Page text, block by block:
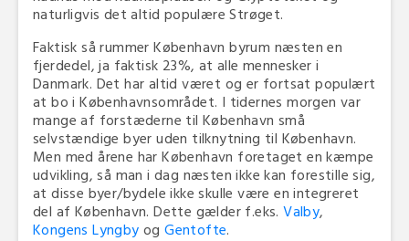
naturligvis det altid populære Strøget.
Faktisk så rummer København byrum næsten en
fjerdedel, ja faktisk 23%, at alle mennesker i
Danmark. Det har altid været og er fortsat populært
at bo i Københavnsområdet. I tidernes morgen var
mange af forstæderne til København små
selvstændige byer uden tilknytning til København.
Men med årene har København foretaget en kæmpe
udvikling, så man i dag næsten ikke kan forestille sig,
at disse byer/bydele ikke skulle være en integreret
del af København. Dette gælder f.eks.Valby,
Kongens Lyngby ogGentofte.